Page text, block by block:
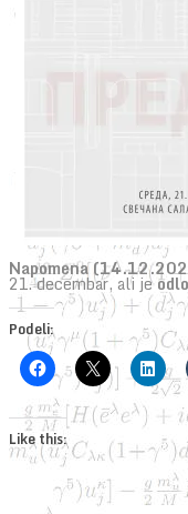
Napomena
21. decembar, ali je
Podeli:
Like this: